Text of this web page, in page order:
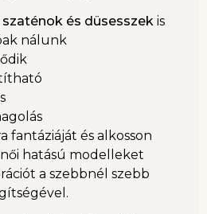
szaténok és düsesszek is
nálunk
fantáziáját és alkosson
hatású modelleket
a szebbnél szebb